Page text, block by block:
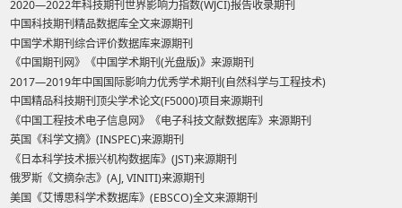
2020—2022年科技期刊世界影响力指数(WJCI)报告收录期刊
中国科技期刊精品数据库全文来源期刊
中国学术期刊综合评价数据库来源期刊
《中国期刊网》《中国学术期刊(光盘版)》来源期刊
2017—2019年中国国际影响力优秀学术期刊(自然科学与工程技术)
中国精品科技期刊顶尖学术论文(F5000)项目来源期刊
《中国工程技术电子信息网》《电子科技文献数据库》来源期刊
英国《科学文摘》(INSPEC)来源期刊
《日本科学技术振兴机构数据库》(JST)来源期刊
俄罗斯《文摘杂志》(AJ, VINITI)来源期刊
美国《艾博思科学术数据库》(EBSCO)全文来源期刊